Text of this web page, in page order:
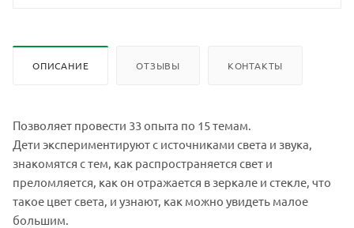
ОПИСАНИЕ ОТЗЫВЫ КОНТАКТЫ
Позволяет провести 33 опыта по 15 темам.
Дети экспериментируют с источниками света и звука,
знакомятся с тем, как распространяется свет и
преломляется, как он отражается в зеркале и стекле, что
такое цвет света, и узнают, как можно увидеть малое
большим.